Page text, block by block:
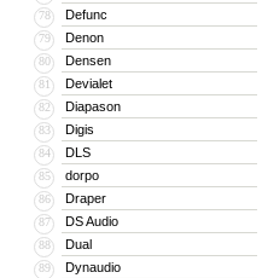
78 Defunc
79 Denon
80 Densen
81 Devialet
82 Diapason
83 Digis
84 DLS
85 dorpo
86 Draper
87 DS Audio
88 Dual
89 Dynaudio